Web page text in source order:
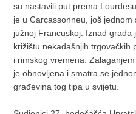
su nastavili put prema
je u Carcassonneu, još
južnoj Francuskoj. Iznad
križištu nekadašnjih trgovačkih
i rimskog vremena.
je obnovljena i smatra se
građevina tog tipa u svijetu.